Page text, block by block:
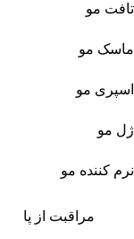
تافت مو
ماسک مو
اسپری مو
ژل مو
نرم کننده مو
مراقبت از پا